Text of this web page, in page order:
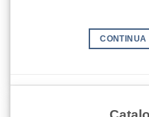
CONTINUA